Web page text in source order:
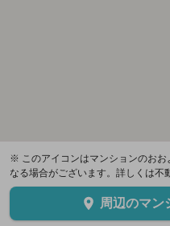
※ このアイコンはマンションのお
なる場合がございます。詳しくは不
周辺のマン